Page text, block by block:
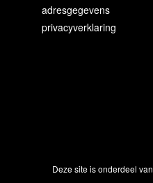
adresgegevens
privacyverklaring
Deze site is onderdeel van